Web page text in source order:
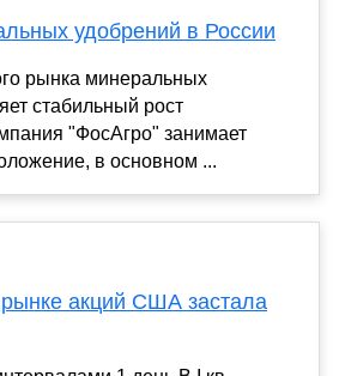
удобрений в России
рынка минеральных
стабильный рост
"ФосАгро" занимает
в основном ...
акций США застала